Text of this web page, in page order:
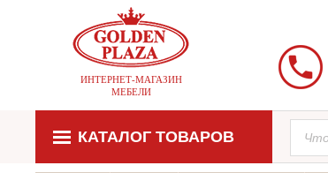
ИНТЕРНЕТ-МАГАЗИН
МЕБЕЛИ
КАТАЛОГ ТОВАРОВ